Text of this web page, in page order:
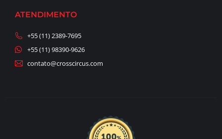
ATENDIMENTO
+55 (11) 2389-7695
+55 (11) 98390-9626
contato@crosscircus.com